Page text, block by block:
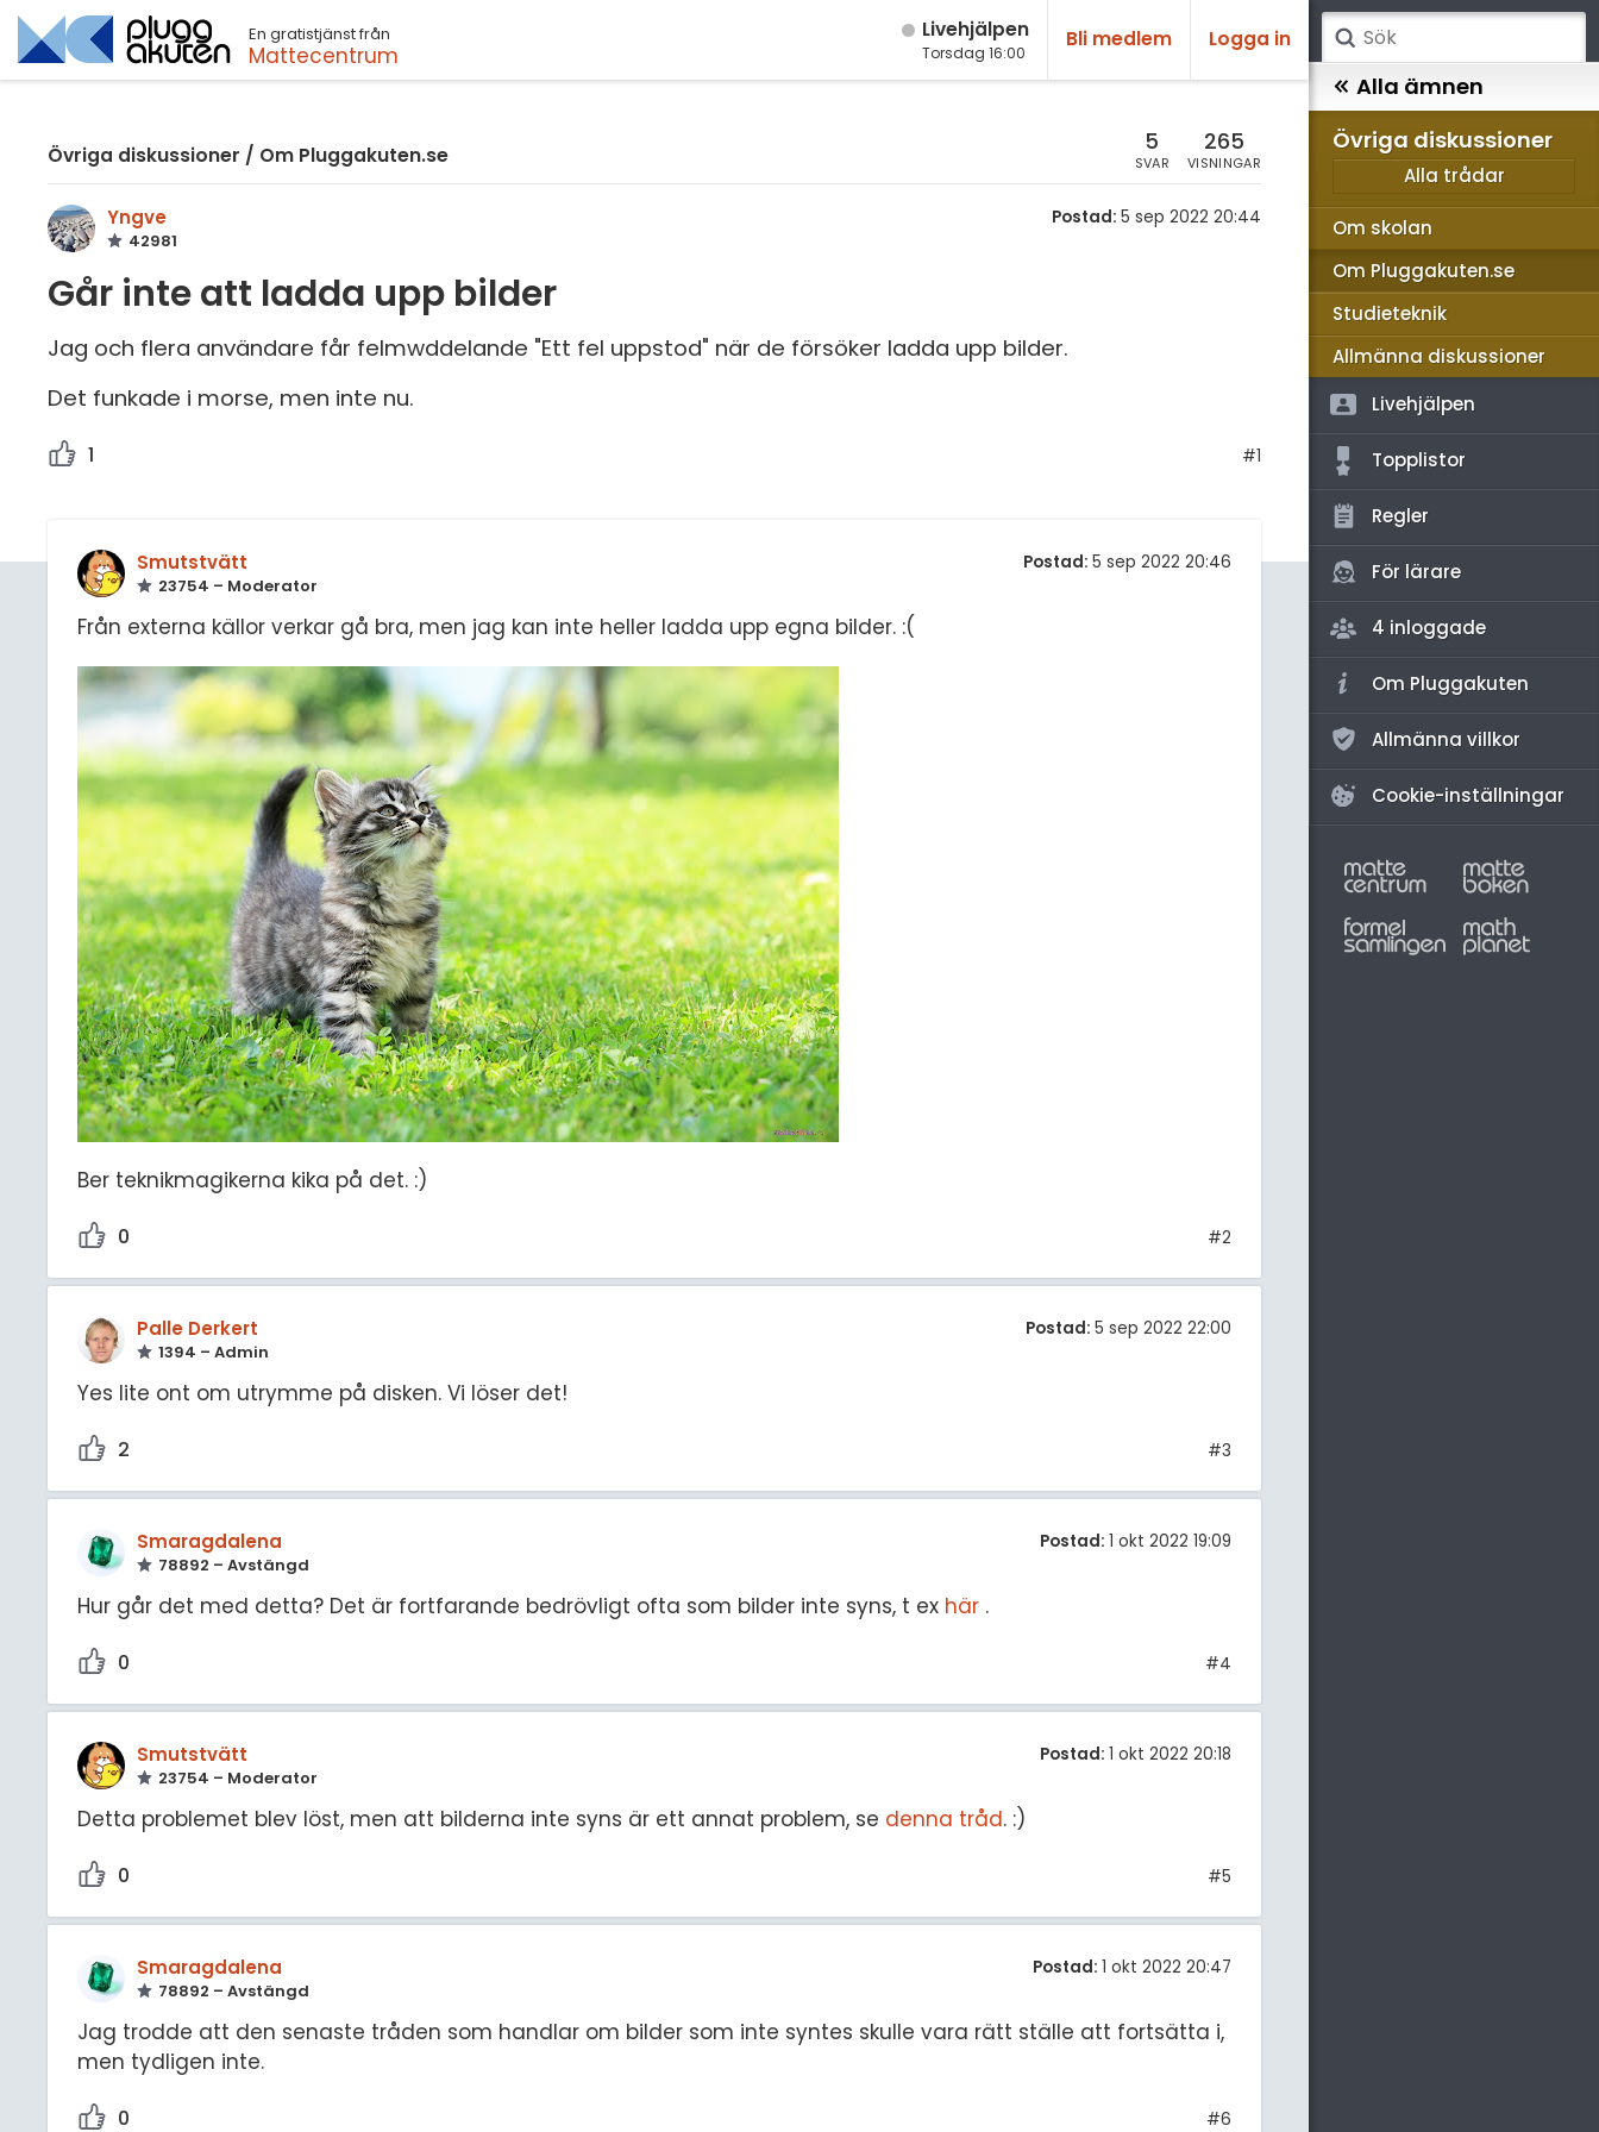
En gratistjänst från
Mattecentrum
Live­hjälpen
Torsdag 16:00
Bli medlem Logga in
Övriga diskussioner / Om Pluggakuten.se 5
SVAR
265
VISNINGAR
Yngve
42981
Postad: 5 sep 2022 20:44
Går inte att ladda upp bilder
Jag och flera användare får felmwddelande "Ett fel uppstod" när de försöker ladda upp bilder.
Det funkade i morse, men inte nu.
1 #1
Smutstvätt
23754 – Moderator
Postad: 5 sep 2022 20:46
Från externa källor verkar gå bra, men jag kan inte heller ladda upp egna bilder. :(
Ber teknikmagikerna kika på det. :)
0 #2
Palle Derkert
1394 – Admin
Postad: 5 sep 2022 22:00
Yes lite ont om utrymme på disken. Vi löser det!
2 #3
Smaragdalena
78892 – Avstängd
Postad: 1 okt 2022 19:09
Hur går det med detta? Det är fortfarande bedrövligt ofta som bilder inte syns, t ex här .
0 #4
Smutstvätt
23754 – Moderator
Postad: 1 okt 2022 20:18
Detta problemet blev löst, men att bilderna inte syns är ett annat problem, se denna tråd. :)
0 #5
Smaragdalena
78892 – Avstängd
Postad: 1 okt 2022 20:47
Jag trodde att den senaste tråden som handlar om bilder som inte syntes skulle vara rätt ställe att fortsätta i,
men tydligen inte.
0 #6
Sök
Matematik
Kemi
Programmering
Alla ämnen
Övriga diskussioner
Alla trådar
Om skolan
Om Pluggakuten.se
Studieteknik
Allmänna diskussioner
Livehjälpen
Topplistor
Regler
För lärare
4 inloggade
Om Pluggakuten
Allmänna villkor
Cookie-inställningar